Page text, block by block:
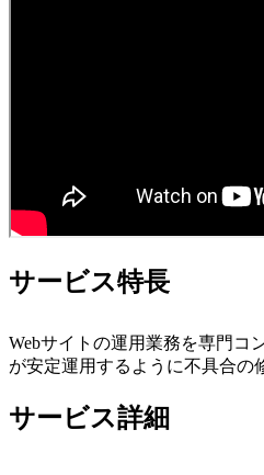
サービス特長
Webサイトの運用業務を専門コ
が安定運用するように不具合の
サービス詳細